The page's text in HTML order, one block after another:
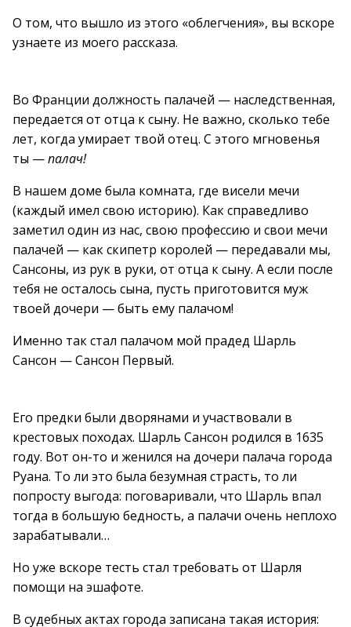
О том, что вышло из этого «облегчения», вы вскоре
узнаете из моего рассказа.
Во Франции должность палачей — наследственная,
передается от отца к сыну. Не важно, сколько тебе
лет, когда умирает твой отец. С этого мгновенья
ты —палач!
В нашем доме была комната, где висели мечи
(каждый имел свою историю). Как справедливо
заметил один из нас, свою профессию и свои мечи
палачей — как скипетр королей — передавали мы,
Сансоны, из рук в руки, от отца к сыну. А если после
тебя не осталось сына, пусть приготовится муж
твоей дочери — быть ему палачом!
Именно так стал палачом мой прадед Шарль
Сансон — Сансон Первый.
Его предки были дворянами и участвовали в
крестовых походах. Шарль Сансон родился в 1635
году. Вот он-то и женился на дочери палача города
Руана. То ли это была безумная страсть, то ли
попросту выгода: поговаривали, что Шарль впал
тогда в большую бедность, а палачи очень неплохо
зарабатывали…
Но уже вскоре тесть стал требовать от Шарля
помощи на эшафоте.
В судебных актах города записана такая история: